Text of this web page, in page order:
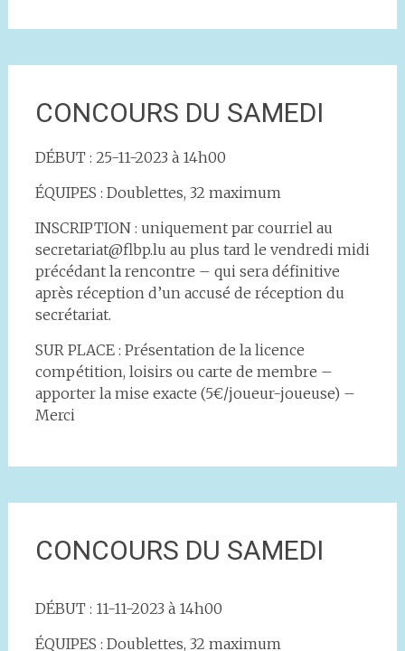
CONCOURS DU SAMEDI
DÉBUT : 25-11-2023 à 14h00
ÉQUIPES : Doublettes, 32 maximum
INSCRIPTION : uniquement par courriel au
secretariat@flbp.lu au plus tard le vendredi midi
précédant la rencontre – qui sera définitive
après réception d’un accusé de réception du
secrétariat.
SUR PLACE : Présentation de la licence
compétition, loisirs ou carte de membre –
apporter la mise exacte (5€/joueur-joueuse) –
Merci
CONCOURS DU SAMEDI
DÉBUT : 11-11-2023 à 14h00
ÉQUIPES : Doublettes, 32 maximum